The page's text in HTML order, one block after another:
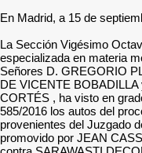
En Madrid, a 15 de
La Sección Vigésimo
especializada en materia
Señores D. GREGORIO
DE VICENTE
CORTÉS , ha visto en
585/2016 los autos del
provenientes del Juzgado
promovido por JEAN